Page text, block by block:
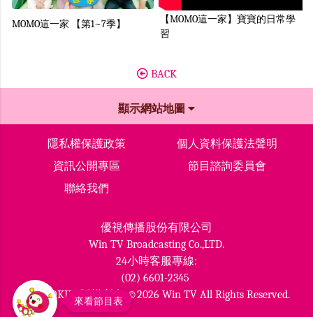
MOMO這一家 【第1~7季】
【MOMO這一家】寶寶的日常學
習
Next
BACK
顯示網站地圖
隱私權保護政策
個人資料保護法聲明
資訊公開專區
節目諮詢委員會
聯絡我們
優視傳播股份有限公司
Win TV Broadcasting Co.,LTD.
24小時客服專線:
(02) 6601-2345
MOMOKIDS版權所有 ©2026 Win TV All Rights Reserved.
來看節目表